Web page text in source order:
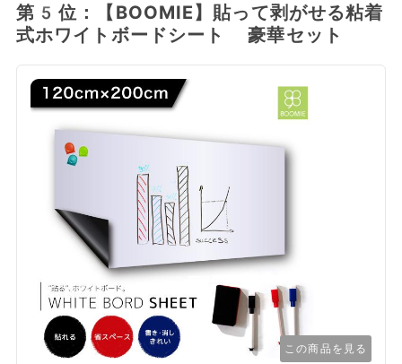
第5位：【BOOMIE】貼って剥がせる粘着
式ホワイトボードシート 豪華セット
この商品を見る